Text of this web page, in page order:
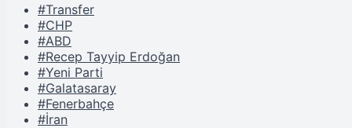
#Transfer
#CHP
#ABD
#Recep Tayyip Erdoğan
#Yeni Parti
#Galatasaray
#Fenerbahçe
#İran